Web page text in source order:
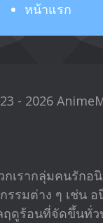
หน้าแรก
- 2026
กเรากลุ่มคนรักอ
รมต่าง ๆ เช่น อ
ฤดูร้อนที่จัดขึ้นทั่